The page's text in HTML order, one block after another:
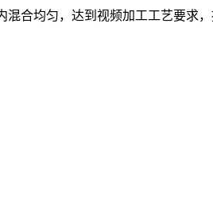
合均匀，达到视频加工工艺要求，